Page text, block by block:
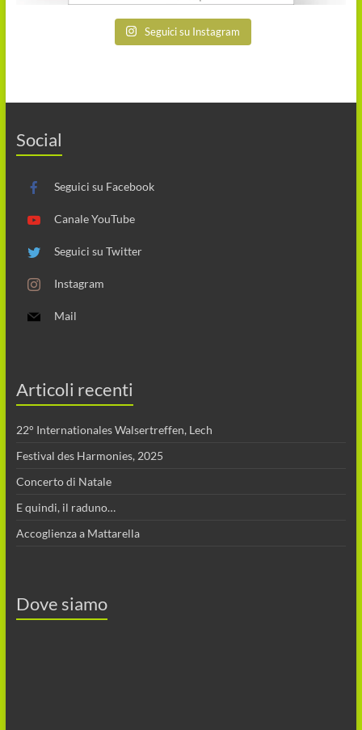
Seguici su Instagram
Social
Seguici su Facebook
Canale YouTube
Seguici su Twitter
Instagram
Mail
Articoli recenti
22° Internationales Walsertreffen, Lech
Festival des Harmonies, 2025
Concerto di Natale
E quindi, il raduno…
Accoglienza a Mattarella
Dove siamo